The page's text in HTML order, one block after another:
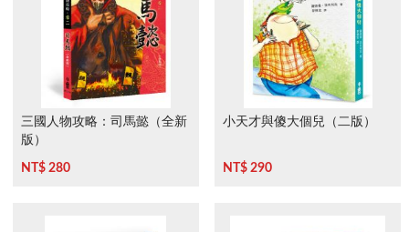
三國人物攻略：司馬懿（全新
版）
NT$ 280
小天才與傻大個兒（二版）
NT$ 290